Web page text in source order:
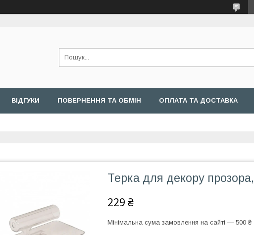
ВІДГУКИ ПОВЕРНЕННЯ ТА ОБМІН ОПЛАТА ТА ДОСТАВКА
Терка для декору
229 ₴
Мінімальна сума замовлення на сайті — 500 ₴